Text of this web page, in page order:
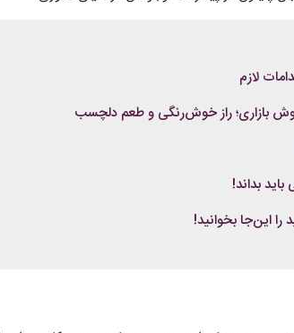
لازم
بازاری؛ راز خوش‌رنگی و طعم دلچسب
بداند!
را این‌جا بخوانید!